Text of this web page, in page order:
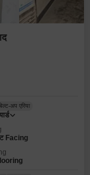
अप एरिया
Facing